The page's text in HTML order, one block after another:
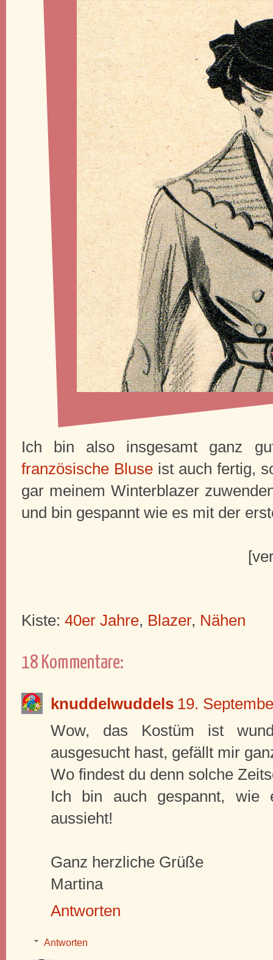
Ich bin also insgesamt ganz
französische Bluseist auch fertig,
gar meinem Winterblazer
und bin gespannt wie es mit der
Kiste: 40er Jahre, Blazer, Nähen
18 Kommentare:
knuddelwuddels 19.
Wow, das Kostüm ist
ausgesucht hast, gefällt mir
Wo findest du denn solche
Ich bin auch gespannt, wie
aussieht!
Ganz herzliche Grüße
Martina
Antworten
Antworten